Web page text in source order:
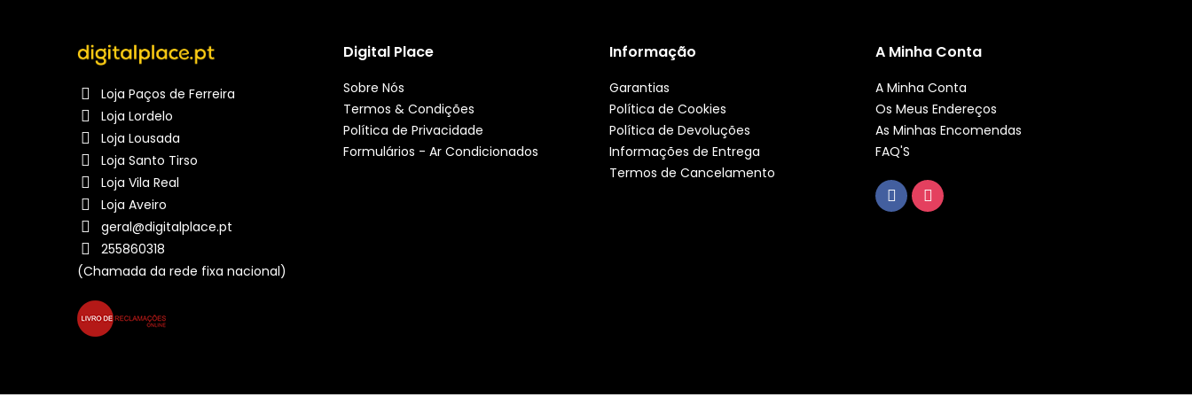
Loja Paços de Ferreira
Loja Lordelo
Loja Lousada
Loja Santo Tirso
Loja Vila Real
Loja Aveiro
geral@digitalplace.pt
255860318
(Chamada da rede fixa nacional)
Digital Place
Sobre Nós
Termos & Condições
Política de Privacidade
Formulários - Ar Condicionados
Informação
Garantias
Política de Cookies
Política de Devoluções
Informações de Entrega
Termos de Cancelamento
A Minha Conta
A Minha Conta
Os Meus Endereços
As Minhas Encomendas
FAQ'S